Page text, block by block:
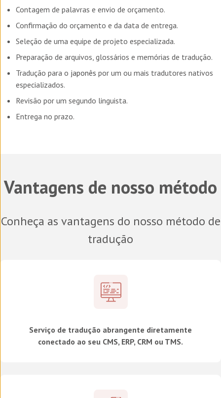
Contagem de palavras e envio de orçamento.
Confirmação do orçamento e da data de entrega.
Seleção de uma equipe de projeto especializada.
Preparação de arquivos, glossários e memórias de tradução.
Tradução para o japonês por um ou mais tradutores nativos
especializados.
Revisão por um segundo linguista.
Entrega no prazo.
Vantagens de nosso método
Conheça as vantagens do nosso método de
tradução
Serviço de tradução abrangente diretamente
conectado ao seu CMS, ERP, CRM ou TMS.